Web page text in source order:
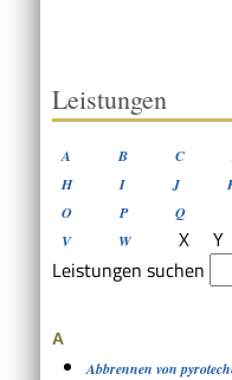
Leistungen
A B C
H
I J
O
P Q
V
W X Y
Leistungen suchen
A
Abbrennen von